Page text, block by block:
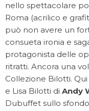
nello spettacolare
Roma (acrilico e
può non avere un
consueta ironia e
protagonista delle
ritratti. Ancora una
Collezione Bilotti.
e Lisa Bilotti di Andy
Dubuffet sullo